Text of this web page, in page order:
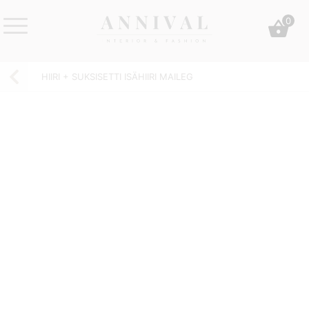
&
0
HIIRI + SUKSISETTI ISÄHIIRI MAILEG